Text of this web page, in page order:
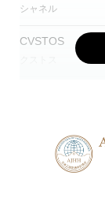
シャネル
CVSTOS
G-SHOCK
ジーショック